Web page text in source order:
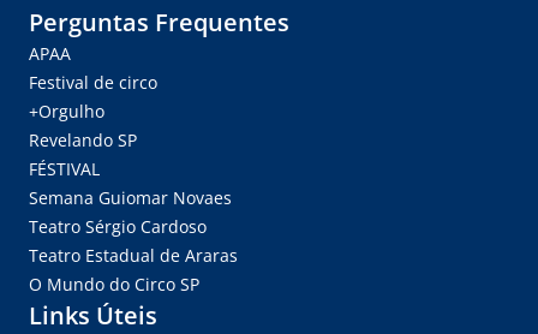
Perguntas Frequentes
APAA
Festival de circo
+Orgulho
Revelando SP
FÉSTIVAL
Semana Guiomar Novaes
Teatro Sérgio Cardoso
Teatro Estadual de Araras
O Mundo do Circo SP
Links Úteis